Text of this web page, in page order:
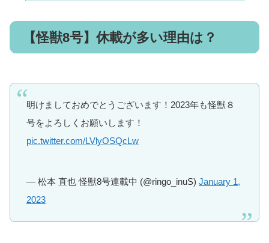
【怪獣8号】休載が多い理由は？
明けましておめでとうございます！2023年も怪獣８
号をよろしくお願いします！
pic.twitter.com/LVlyOSQcLw
— 松本 直也 怪獣8号連載中 (@ringo_inuS) January 1,
2023